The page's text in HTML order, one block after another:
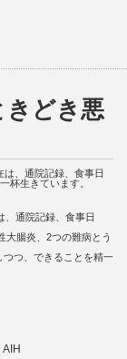
きどき悪
、通院記録、食事日
杯生きています。
、通院記録、食事日
大腸炎、2つの難病とう
つつ、できることを精一